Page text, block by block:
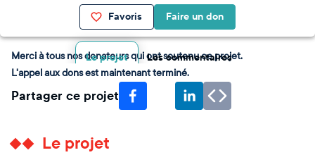
Favoris Faire un don
Le projet Les commentaires
Merci à tous nos donateurs qui ont soutenu ce projet.
L'appel aux dons est maintenant terminé.
Partager ce projet
Le projet